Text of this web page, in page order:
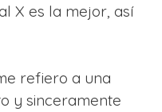
X es la mejor, así
refiero a una
y sinceramente